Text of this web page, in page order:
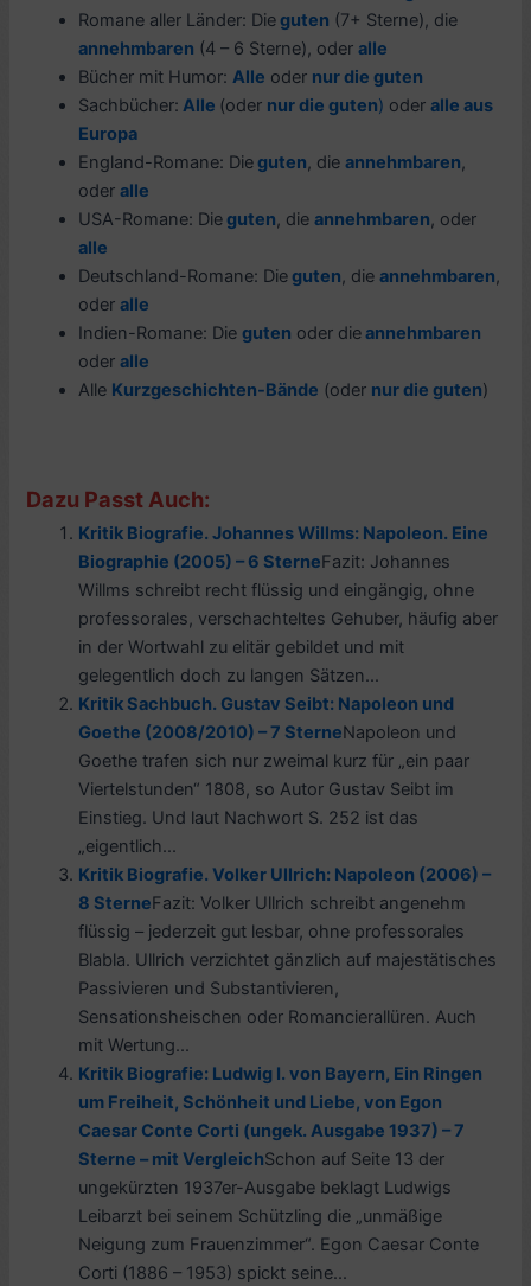
Romane aller Länder: Dieguten (7+ Sterne), die
annehmbaren (4 – 6 Sterne), oderalle
Bücher mit Humor:Alle oder nur die guten
Sachbücher: Alle (oder nur die guten) oderalle aus
Europa
England-Romane: Dieguten, dieannehmbaren,
oderalle
USA-Romane: Dieguten, dieannehmbaren, oder
alle
Deutschland-Romane: Dieguten, dieannehmbaren,
oderalle
Indien-Romane: Dieguten oder dieannehmbaren
oderalle
Alle Kurzgeschichten-Bände (oder nur die guten)
Dazu Passt Auch:
Kritik Biografie. Johannes Willms: Napoleon. Eine
Biographie (2005) – 6 SterneFazit: Johannes
Willms schreibt recht flüssig und eingängig, ohne
professorales, verschachteltes Gehuber, häufig aber
in der Wortwahl zu elitär gebildet und mit
gelegentlich doch zu langen Sätzen...
Kritik Sachbuch. Gustav Seibt: Napoleon und
Goethe (2008/2010) – 7 SterneNapoleon und
Goethe trafen sich nur zweimal kurz für „ein paar
Viertelstunden“ 1808, so Autor Gustav Seibt im
Einstieg. Und laut Nachwort S. 252 ist das
„eigentlich...
Kritik Biografie. Volker Ullrich: Napoleon (2006) –
8 SterneFazit: Volker Ullrich schreibt angenehm
flüssig – jederzeit gut lesbar, ohne professorales
Blabla. Ullrich verzichtet gänzlich auf majestätisches
Passivieren und Substantivieren,
Sensationsheischen oder Romancierallüren. Auch
mit Wertung...
Kritik Biografie: Ludwig I. von Bayern, Ein Ringen
um Freiheit, Schönheit und Liebe, von Egon
Caesar Conte Corti (ungek. Ausgabe 1937) – 7
Sterne – mit VergleichSchon auf Seite 13 der
ungekürzten 1937er-Ausgabe beklagt Ludwigs
Leibarzt bei seinem Schützling die „unmäßige
Neigung zum Frauenzimmer“. Egon Caesar Conte
Corti (1886 – 1953) spickt seine...